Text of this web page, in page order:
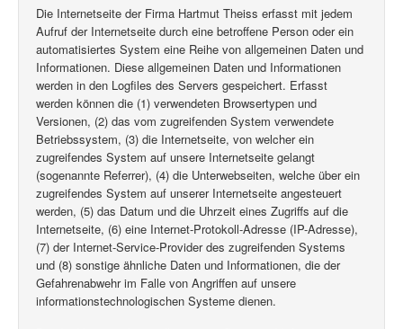
Die Internetseite der Firma Hartmut Theiss erfasst mit jedem
Aufruf der Internetseite durch eine betroffene Person oder ein
automatisiertes System eine Reihe von allgemeinen Daten und
Informationen. Diese allgemeinen Daten und Informationen
werden in den Logfiles des Servers gespeichert. Erfasst
werden können die (1) verwendeten Browsertypen und
Versionen, (2) das vom zugreifenden System verwendete
Betriebssystem, (3) die Internetseite, von welcher ein
zugreifendes System auf unsere Internetseite gelangt
(sogenannte Referrer), (4) die Unterwebseiten, welche über ein
zugreifendes System auf unserer Internetseite angesteuert
werden, (5) das Datum und die Uhrzeit eines Zugriffs auf die
Internetseite, (6) eine Internet-Protokoll-Adresse (IP-Adresse),
(7) der Internet-Service-Provider des zugreifenden Systems
und (8) sonstige ähnliche Daten und Informationen, die der
Gefahrenabwehr im Falle von Angriffen auf unsere
informationstechnologischen Systeme dienen.